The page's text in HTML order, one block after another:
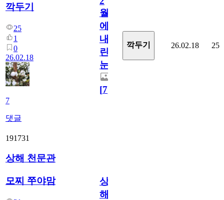
깍두기
25
1
0
26.02.18
7
댓글
월
에
내
린
눈
[7]
깍두기 26.02.18 25
191731
상해 천문관
모찌 쭈야맘
상
해